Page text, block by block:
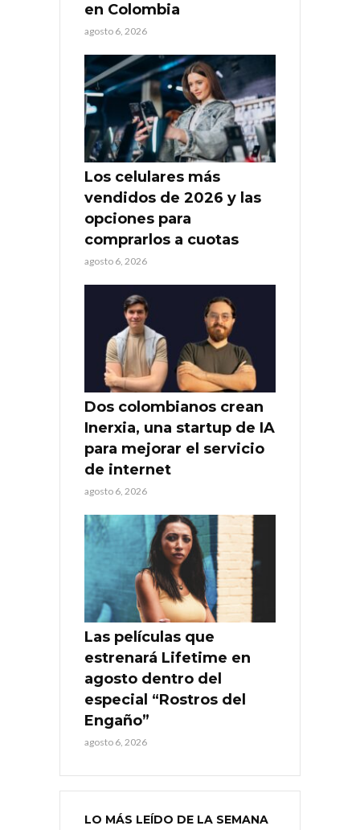
en Colombia
agosto 6, 2026
Los celulares más
vendidos de 2026 y las
opciones para
comprarlos a cuotas
agosto 6, 2026
Dos colombianos crean
Inerxia, una startup de IA
para mejorar el servicio
de internet
agosto 6, 2026
Las películas que
estrenará Lifetime en
agosto dentro del
especial “Rostros del
Engaño”
agosto 6, 2026
LO MÁS LEÍDO DE LA SEMANA